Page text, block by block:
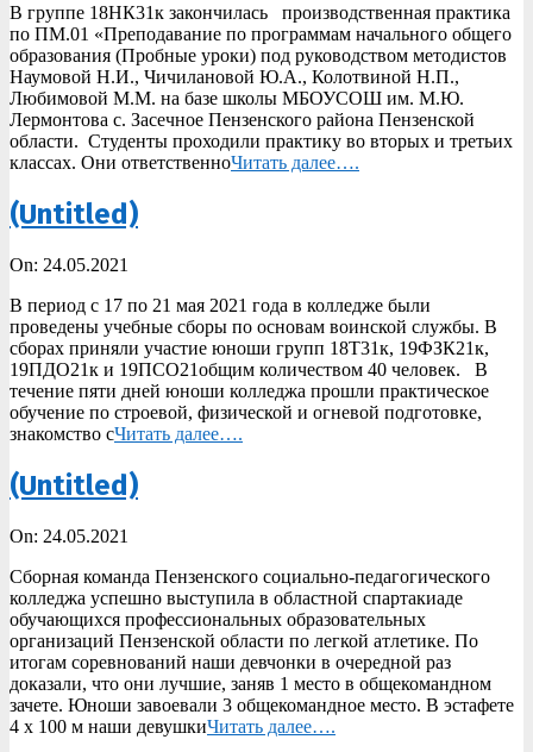
25
В группе 18НК31к закончилась производственная практика
по ПМ.01 «Преподавание по программам начального общего
образования (Пробные уроки) под руководством методистов
Наумовой Н.И., Чичилановой Ю.А., Колотвиной Н.П.,
Любимовой М.М. на базе школы МБОУСОШ им. М.Ю.
Лермонтова с. Засечное Пензенского района Пензенской
области. Студенты проходили практику во вторых и третьих
классах. Они ответственноЧитать далее….
(Untitled)
2021-
24
On: 24.05.2021
В период с 17 по 21 мая 2021 года в колледже были
проведены учебные сборы по основам воинской службы. В
сборах приняли участие юноши групп 18Т31к, 19ФЗК21к,
19ПДО21к и 19ПСО21общим количеством 40 человек. В
течение пяти дней юноши колледжа прошли практическое
обучение по строевой, физической и огневой подготовке,
знакомство сЧитать далее….
(Untitled)
2021-
24
On: 24.05.2021
Сборная команда Пензенского социально-педагогического
колледжа успешно выступила в областной спартакиаде
обучающихся профессиональных образовательных
организаций Пензенской области по легкой атлетике. По
итогам соревнований наши девчонки в очередной раз
доказали, что они лучшие, заняв 1 место в общекомандном
зачете. Юноши завоевали 3 общекомандное место. В эстафете
4 х 100 м наши девушкиЧитать далее….